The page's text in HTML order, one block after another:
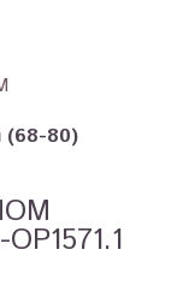
(68-80)